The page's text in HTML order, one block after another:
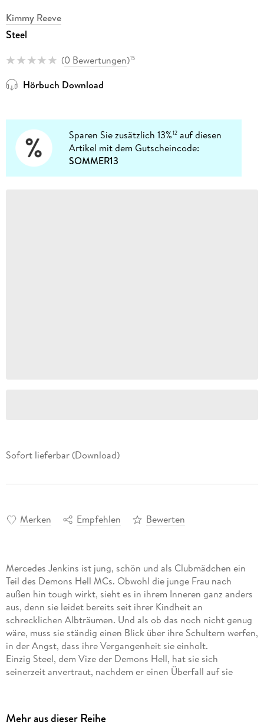
Kimmy Reeve
Steel
(0 Bewertungen)15
Hörbuch Download
Sparen Sie zusätzlich 13%12 auf diesen
Artikel mit dem Gutscheincode:
SOMMER13
Sofort lieferbar (Download)
Merken Empfehlen Bewerten
Mercedes Jenkins ist jung, schön und als Clubmädchen ein
Teil des Demons Hell MCs. Obwohl die junge Frau nach
außen hin tough wirkt, sieht es in ihrem Inneren ganz anders
aus, denn sie leidet bereits seit ihrer Kindheit an
schrecklichen Albträumen. Und als ob das noch nicht genug
wäre, muss sie ständig einen Blick über ihre Schultern werfen,
in der Angst, dass ihre Vergangenheit sie einholt.
Einzig Steel, dem Vize der Demons Hell, hat sie sich
seinerzeit anvertraut, nachdem er einen Überfall auf sie
dem Weg.
Nachdem Mercedes ins Visier eines brutalen Attentäters
Mehr aus dieser Reihe